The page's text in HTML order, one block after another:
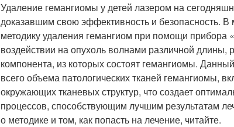
Удаление гемангиомы у детей лазером на
доказавшим свою эффективность и безопасность.
методику удаления гемангиом при помощи
воздействии на опухоль волнами различной
компонента, из которых состоят гемангиомы.
всего объема патологических тканей гемангиомы,
окружающих тканевых структур, что создает
процессов, способствующим лучшим результатам
о методике и том, как попасть на лечение, читайте.